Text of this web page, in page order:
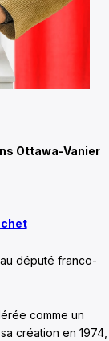
Ottawa-Vanier
député franco-
comme un
création en 1974,